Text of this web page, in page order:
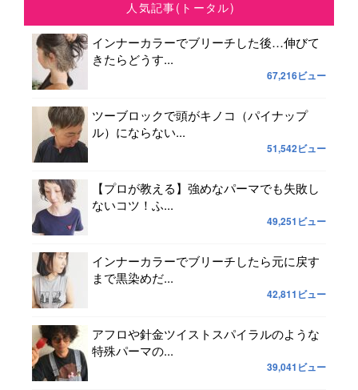
人気記事(トータル)
インナーカラーでブリーチした後…伸びて
きたらどうす...
67,216ビュー
ツーブロックで頭がキノコ（パイナップ
ル）にならない...
51,542ビュー
【プロが教える】強めなパーマでも失敗し
ないコツ！ふ...
49,251ビュー
インナーカラーでブリーチしたら元に戻す
まで黒染めだ...
42,811ビュー
アフロや針金ツイストスパイラルのような
特殊パーマの...
39,041ビュー